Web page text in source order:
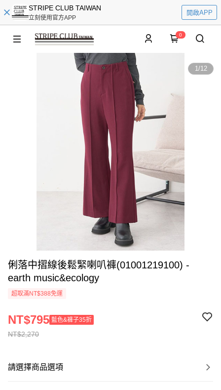
STRIPE CLUB TAIWAN
立刻使用官方APP
開啟APP
0
1/12
俐落中摺線後鬆緊喇叭褲(01001219100) -
earth music&ecology
超取滿NT$388免運
NT$2,270
NT$795 藍色&褲子35折
請選擇商品選項